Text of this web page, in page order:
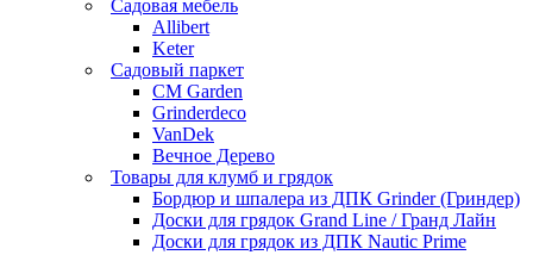
Садовая мебель
Allibert
Keter
Садовый паркет
CM Garden
Grinderdeco
VanDek
Вечное Дерево
Товары для клумб и грядок
Бордюр и шпалера из ДПК Grinder (Гриндер)
Доски для грядок Grand Line / Гранд Лайн
Доски для грядок из ДПК Nautic Prime